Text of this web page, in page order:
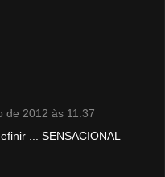
de 2012 às 11:37
... SENSACIONAL